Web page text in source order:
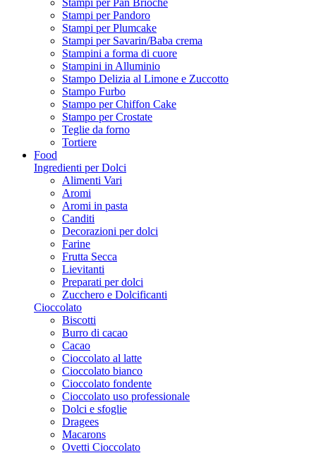
Stampi per Pan Brioche
Stampi per Pandoro
Stampi per Plumcake
Stampi per Savarin/Baba crema
Stampini a forma di cuore
Stampini in Alluminio
Stampo Delizia al Limone e Zuccotto
Stampo Furbo
Stampo per Chiffon Cake
Stampo per Crostate
Teglie da forno
Tortiere
Food
Ingredienti per Dolci
Alimenti Vari
Aromi
Aromi in pasta
Canditi
Decorazioni per dolci
Farine
Frutta Secca
Lievitanti
Preparati per dolci
Zucchero e Dolcificanti
Cioccolato
Biscotti
Burro di cacao
Cacao
Cioccolato al latte
Cioccolato bianco
Cioccolato fondente
Cioccolato uso professionale
Dolci e sfoglie
Dragees
Macarons
Ovetti Cioccolato